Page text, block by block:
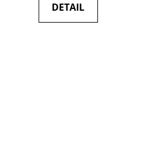
DETAIL